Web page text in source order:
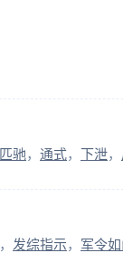
匹驰 通式 下泄
发综指示 军令